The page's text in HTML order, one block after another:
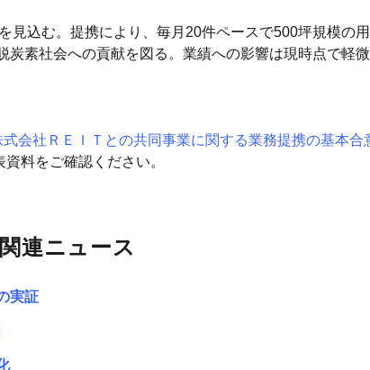
込む。提携により、毎月20件ペースで500坪規模の
炭素社会への貢献を図る。業績への影響は現時点で軽
会社ＲＥＩＴとの共同事業に関する業務提携の基本合
料をご確認ください。
関連ニュース
実証